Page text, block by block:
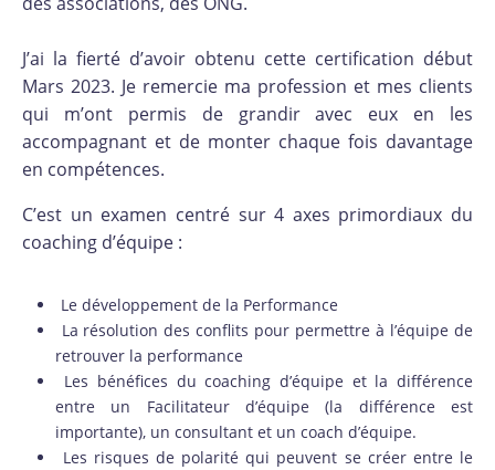
J’ai la fierté d’avoir obtenu cette certification début
Mars 2023. Je remercie ma profession et mes clients
qui m’ont permis de grandir avec eux en les
accompagnant et de monter chaque fois davantage
en compétences.
C’est un examen centré sur 4 axes primordiaux du
coaching d’équipe :
Le développement de la Performance
La résolution des conflits pour permettre à l’équipe de
retrouver la performance
Les bénéfices du coaching d’équipe et la différence
entre un Facilitateur d’équipe (la différence est
importante), un consultant et un coach d’équipe.
Les risques de polarité qui peuvent se créer entre le